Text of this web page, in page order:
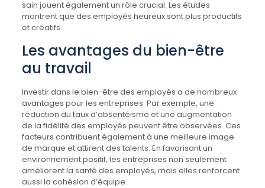
sain jouent également un rôle crucial. Les études
montrent que des employés heureux sont plus productifs
et créatifs.
Les avantages du bien-être
au travail
Investir dans le bien-être des employés a de nombreux
avantages pour les entreprises. Par exemple, une
réduction du taux d’absentéisme et une augmentation
de la fidélité des employés peuvent être observées. Ces
facteurs contribuent également à une meilleure image
de marque et attirent des talents. En favorisant un
environnement positif, les entreprises non seulement
améliorent la santé des employés, mais elles renforcent
aussi la cohésion d’équipe.